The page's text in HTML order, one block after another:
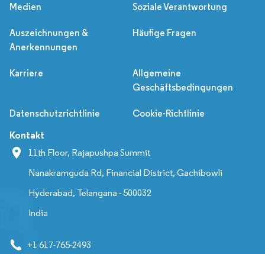
Medien Soziale Verantwortung
Auszeichnungen &
Anerkennungen
Häufige Fragen
Karriere
Allgemeine
Geschäftsbedingungen
Datenschutzrichtlinie Cookie-Richtlinie
Kontakt
11th Floor, Rajapushpa Summit
Nanakramguda Rd, Financial District, Gachibowli
Hyderabad, Telangana - 500032
India
+1 617-765-2493